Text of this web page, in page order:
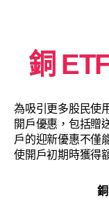
銅
為吸引更多股民使
開戶優惠，包括贈
戶的迎新優惠不僅
使開戶初期時獲得